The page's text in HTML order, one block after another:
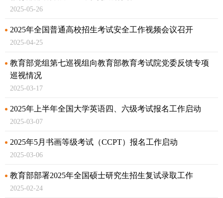
2025-05-26
2025年全国普通高校招生考试安全工作视频会议召开
2025-04-25
教育部党组第七巡视组向教育部教育考试院党委反馈专项
巡视情况
2025-03-17
2025年上半年全国大学英语四、六级考试报名工作启动
2025-03-07
2025年5月书画等级考试（CCPT）报名工作启动
2025-03-06
教育部部署2025年全国硕士研究生招生复试录取工作
2025-02-24